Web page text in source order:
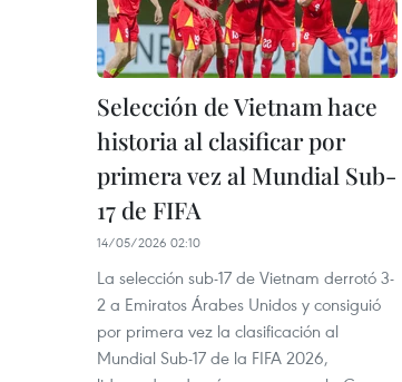
Selección de Vietnam hace
historia al clasificar por
primera vez al Mundial Sub-
17 de FIFA
14/05/2026 02:10
La selección sub-17 de Vietnam derrotó 3-
2 a Emiratos Árabes Unidos y consiguió
por primera vez la clasificación al
Mundial Sub-17 de la FIFA 2026,